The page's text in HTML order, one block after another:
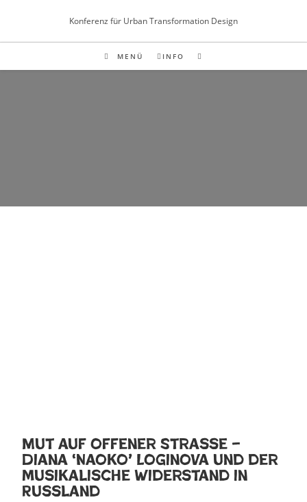
Konferenz für Urban Transformation Design
MENÜ INFO
Mut auf offener Straße –
Diana ‘Naoko’ Loginova und der
musikalische Widerstand in
Russland